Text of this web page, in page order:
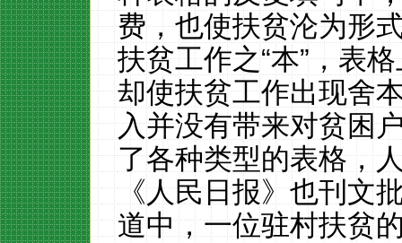
费，也使扶贫沦为形
扶贫工作之“本”，表
却使扶贫工作出现舍
入并没有带来对贫困
了各种类型的表格，
《人民日报》也刊文
道中，一位驻村扶贫